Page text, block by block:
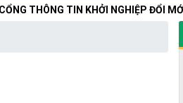
TIN KHỞI NGHIỆP ĐỔI MỚI SÁNG TẠO